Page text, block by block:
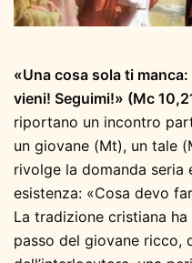
«Una cosa sola ti
vieni! Seguimi!» (Mc
riportano un incontro
un giovane (Mt), un tale
rivolge la domanda seria
esistenza: «Cosa devo
La tradizione cristiana
passo del giovane ricco,